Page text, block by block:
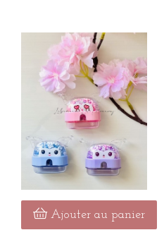
Ajouter au panier